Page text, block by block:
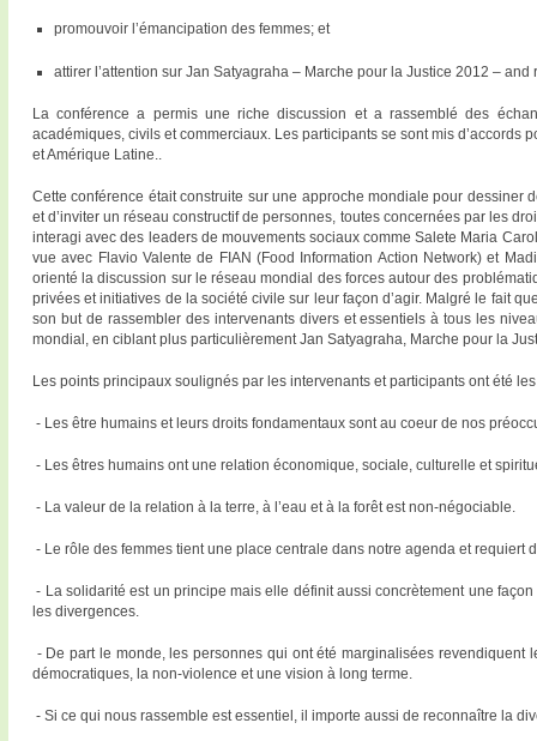
promouvoir l’émancipation des femmes; et
attirer l’attention sur Jan Satyagraha – Marche pour la Justice 2012 – and
La conférence a permis une riche discussion et a rassemblé des
académiques, civils et commerciaux. Les participants se sont mis
et Amérique Latine..
Cette conférence était construite sur une approche mondiale pour
et d’inviter un réseau constructif de personnes, toutes concernées par les
interagi avec des leaders de mouvements sociaux comme Salete Maria
vue avec Flavio Valente de FIAN (Food Information Action Network) et
orienté la discussion sur le réseau mondial des forces autour des
privées et initiatives de la société civile sur leur façon d’agir. Malgré le fait
son but de rassembler des intervenants divers et essentiels à tous les
mondial, en ciblant plus particulièrement Jan Satyagraha, Marche pour la
Les points principaux soulignés par les intervenants et participants ont été
- Les être humains et leurs droits fondamentaux sont au coeur de nos
- Les êtres humains ont une relation économique, sociale, culturelle et
- La valeur de la relation à la terre, à l’eau et à la forêt est non-négociable.
- Le rôle des femmes tient une place centrale dans notre agenda et
- La solidarité est un principe mais elle définit aussi concrètement une
les divergences.
- De part le monde, les personnes qui ont été marginalisées
démocratiques, la non-violence et une vision à long terme.
- Si ce qui nous rassemble est essentiel, il importe aussi de reconnaître la